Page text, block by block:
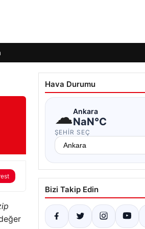
Hava Durumu
☁Ankara
NaN°C
ŞEHIR SEÇ
Bizi Takip Edin